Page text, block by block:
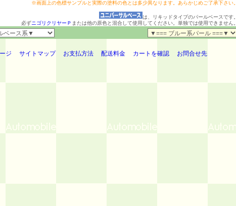
※画面上の色標サンプルと実際の塗料の色とは多少異なります。あらかじめご了承下さい。
は、リキッドタイプのパールベースです。
必ずニゴリクリヤーＰ または他の原色と混合して使用してください。単独では使用できません。
ジ サイトマップ お支払方法 配送料金 カートを確認 お問合せ先